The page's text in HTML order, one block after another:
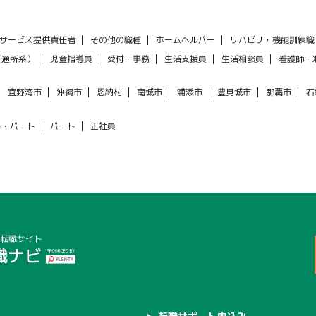
サービス提供責任者 その他の職種 ホームヘルパー
リハビリ・機能訓練職
所系）
児童指導員 受付・事務 生活支援員 生活相談員 看護師・
宜野湾市 沖縄市 恩納村 南城市 浦添市 豊見城市 那覇市
パート パート 正社員